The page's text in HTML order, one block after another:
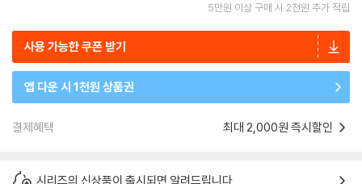
5만원 이상 구매 시 2천원 추가 적립
사용 가능한 쿠폰 받기
앱 다운 시 1천원 상품권
결제혜택 최대 2,000원 즉시할인
시리즈의 신상품이 출시되면 알려드립니다.